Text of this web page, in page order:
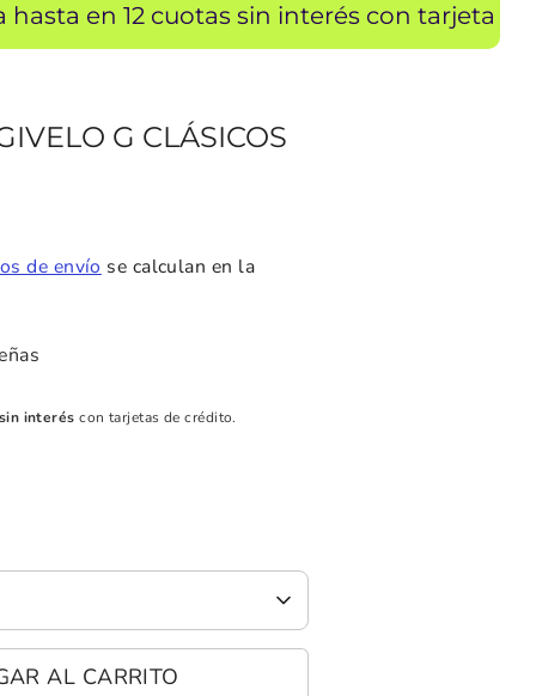
12 cuotas sin interés con tarjeta de
G CLÁSICOS
de envío se calculan en la
interés con tarjetas de crédito.
AL CARRITO